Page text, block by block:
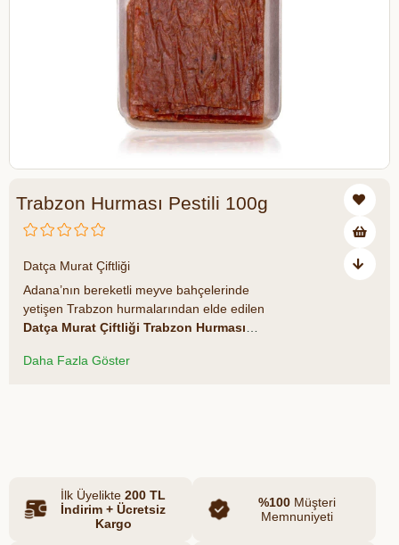
Trabzon Hurması Pestili 100g
Datça Murat Çiftliği
Adana’nın bereketli meyve bahçelerinde
yetişen Trabzon hurmalarından elde edilen
Datça Murat Çiftliği Trabzon Hurması
doğal bir şekilde hazırlanır. Karbonhidrat,
Daha Fazla Göster
İlk Üyelikte 200 TL
İndirim + Ücretsiz
Kargo
%100Müşteri
Memnuniyeti